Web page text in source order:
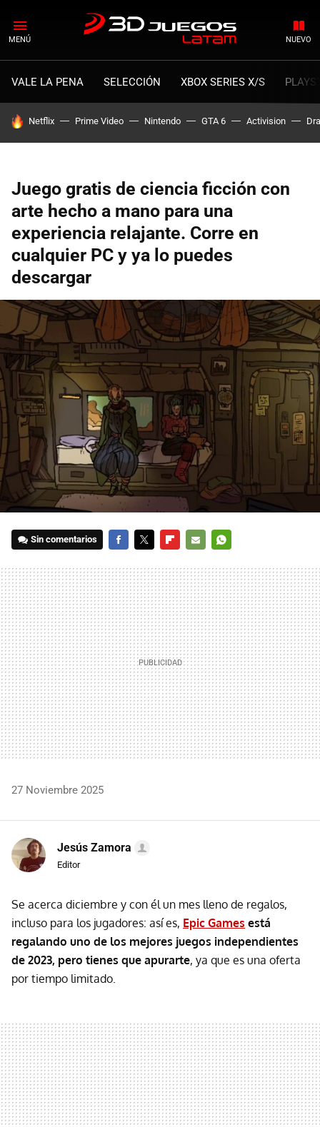
MENÚ NUEVO
VALE LA PENA SELECCIÓN XBOX SERIES X/S
HOY SE HABLA DE
Netflix Prime Video Nintendo GTA 6 Activision
Juego gratis de ciencia ficción con
arte hecho a mano para una
experiencia relajante. Corre en
cualquier PC y ya lo puedes
descargar
Sin comentarios
MAIL
27 Noviembre 2025
Jesús Zamora
Editor
Se acerca diciembre y con él un mes lleno de regalos,
incluso para los jugadores: así es, Epic Games está
regalando uno de los mejores juegos independientes
de 2023, pero tienes que apurarte, ya que es una oferta
por tiempo limitado.